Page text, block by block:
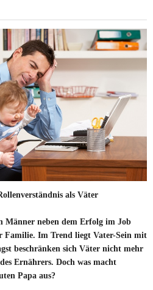
als Väter
Männer neben dem Erfolg im Job
Familie. Im Trend liegt Vater-Sein mit
beschränken sich Väter nicht mehr
Ernährers. Doch was macht
Papa aus?